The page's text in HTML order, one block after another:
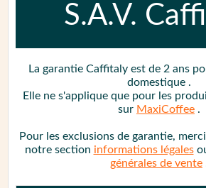
S.A.V.
La garantie Caffitaly est de 2 ans
domestique .
Elle ne s'applique que pour les
sur MaxiCoffee .
Pour les exclusions de garantie,
notre section informations légales
générales de vente